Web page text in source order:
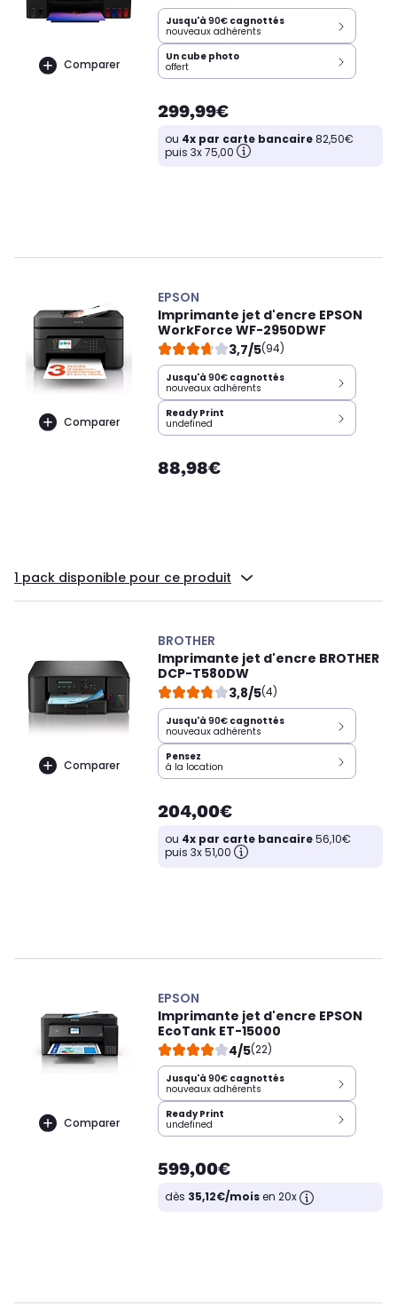
Comparer
Jusqu'à 90€ cagnottés
nouveaux adhérents
Un cube photo
offert
299,99€
ou 4x par carte bancaire82,50€
puis 3x 75,00
Comparer
EPSON
Imprimante jet d'encre EPSON
WorkForce WF-2950DWF
3,7/5(94)
Jusqu'à 90€ cagnottés
nouveaux adhérents
Ready Print
undefined
88,98€
1 pack disponible pour ce produit
Comparer
BROTHER
Imprimante jet d'encre BROTHER
DCP-T580DW
3,8/5(4)
Jusqu'à 90€ cagnottés
nouveaux adhérents
Pensez
à la location
204,00€
ou 4x par carte bancaire56,10€
puis 3x 51,00
Comparer
EPSON
Imprimante jet d'encre EPSON
EcoTank ET-15000
4/5(22)
Jusqu'à 90€ cagnottés
nouveaux adhérents
Ready Print
undefined
599,00€
dès 35,12€/moisen 20x